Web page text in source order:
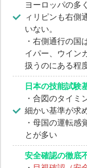
ヨーロッパの多
ィリピンも右側
いない。
・右側通行の国
イパー、ウイン
扱うのにある程
日本の技能試験
・合図のタイミ
細かい基準が求
・母国の運転感
とが多い
安全確認の徹底